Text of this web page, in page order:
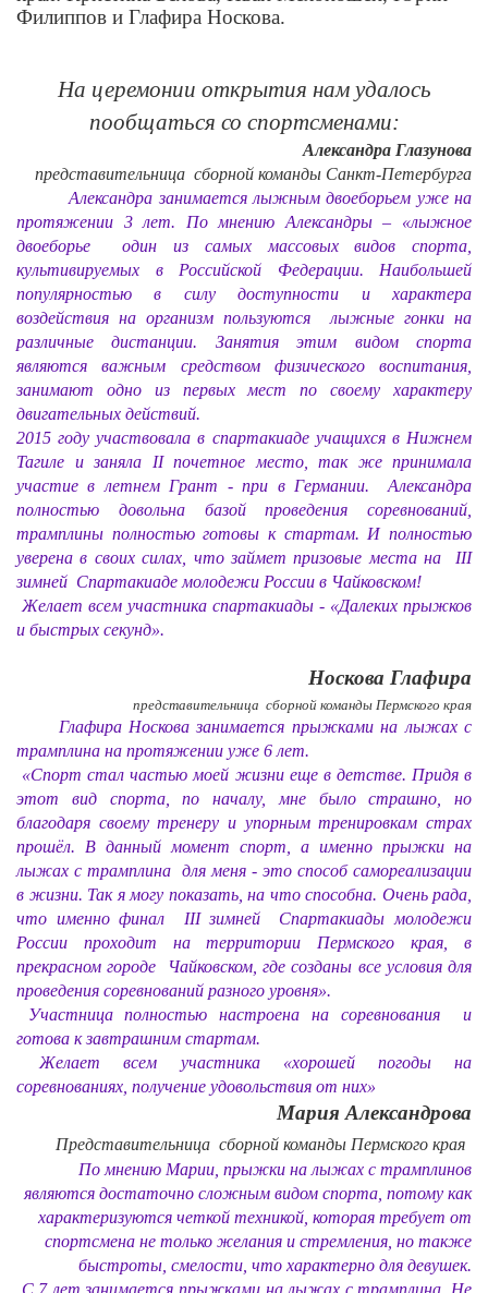
Филиппов и Глафира Носкова.
На церемонии открытия нам удалось
пообщаться со спортсменами:
Александра Глазунова
представительница сборной команды Санкт-Петербурга
Александра занимается лыжным двоеборьем уже на
протяжении 3 лет. По мнению Александры – «лыжное
двоеборье один из самых массовых видов спорта,
культивируемых в Российской Федерации. Наибольшей
популярностью в силу доступности и характера
воздействия на организм пользуются лыжные гонки на
различные дистанции. Занятия этим видом спорта
являются важным средством физического воспитания,
занимают одно из первых мест по своему характеру
двигательных действий.
2015 году участвовала в спартакиаде учащихся в Нижнем
Тагиле и заняла IIпочетное место, так же принимала
участие в летнем Грант - при в Германии. Александра
полностью довольна базой проведения соревнований,
трамплины полностью готовы к стартам. И полностью
уверена в своих силах, что займет призовые места на III
зимней Спартакиаде молодежи России в Чайковском!
Желает всем участника спартакиады - «Далеких прыжков
и быстрых секунд».
Носкова Глафира
представительница сборной команды Пермского края
Глафира Носкова занимается прыжками на лыжах с
трамплина на протяжении уже 6 лет.
«Спорт стал частью моей жизни еще в детстве. Придя в
этот вид спорта, по началу, мне было страшно, но
благодаря своему тренеру и упорным тренировкам страх
прошёл. В данный момент спорт, а именно прыжки на
лыжах с трамплина для меня - это способ самореализации
в жизни. Так я могу показать, на что способна. Очень рада,
что именно финал III зимней Спартакиады молодежи
России проходит на территории Пермского края, в
прекрасном городе Чайковском, где созданы все условия для
проведения соревнований разного уровня».
Участница полностью настроена на соревнования и
готова к завтрашним стартам.
Желает всем участника «хорошей погоды на
соревнованиях, получение удовольствия от них»
Мария Александрова
Представительница сборной команды Пермского края
По мнению Марии, прыжки на лыжах с трамплинов
являются достаточно сложным видом спорта, потому как
характеризуются четкой техникой, которая требует от
спортсмена не только желания и стремления, но также
быстроты, смелости, что характерно для девушек.
С 7 лет занимается прыжками на лыжах с трамплина. Не